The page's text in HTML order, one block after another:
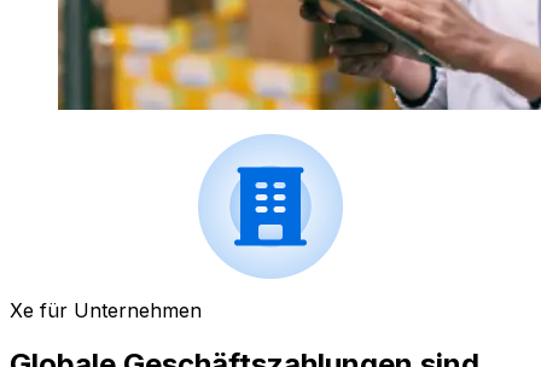
Xe für Unternehmen